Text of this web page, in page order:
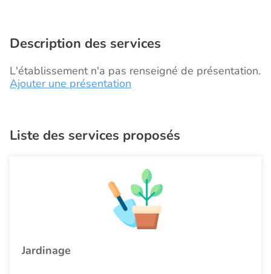
Description des services
L'établissement n'a pas renseigné de présentation.
Ajouter une présentation
Liste des services proposés
Jardinage